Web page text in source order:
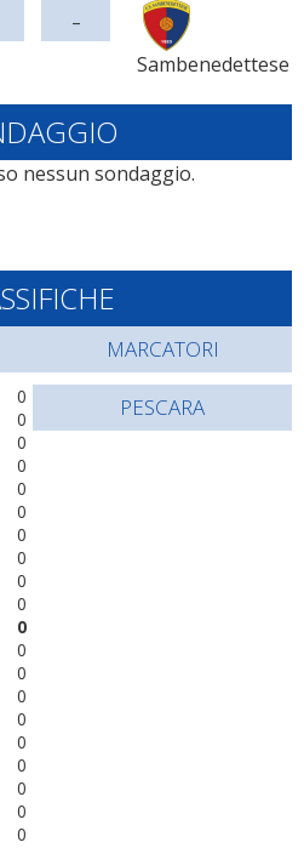
-
Sambenedettese
nessun sondaggio.
0
0
0
0
0
0
0
0
0
0
0
0
0
0
0
0
0
0
0
0
MARCATORI
PESCARA